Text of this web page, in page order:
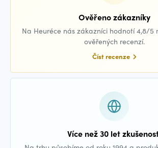
Ověřeno zákazníky
Na Heuréce nás zákazníci hodnotí 4,8/5
ověřených recenzí.
Číst recenze
Více než 30 let